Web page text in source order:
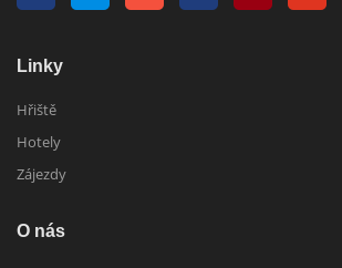
Linky
Hřiště
Hotely
Zájezdy
O nás